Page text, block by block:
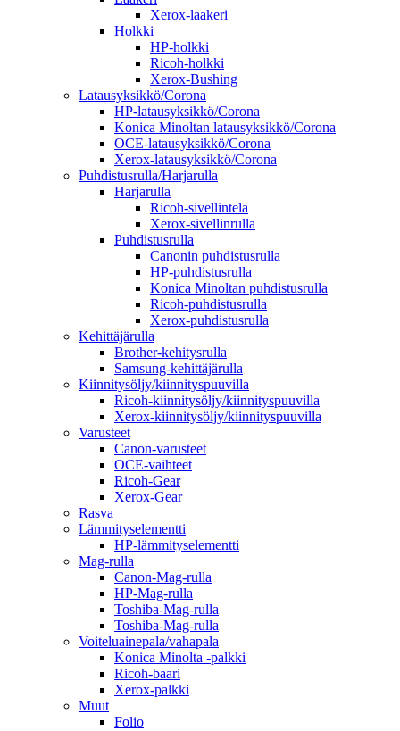
Xerox-laakeri
Holkki
HP-holkki
Ricoh-holkki
Xerox-Bushing
Latausyksikkö/Corona
HP-latausyksikkö/Corona
Konica Minoltan latausyksikkö/Corona
OCE-latausyksikkö/Corona
Xerox-latausyksikkö/Corona
Puhdistusrulla/Harjarulla
Harjarulla
Ricoh-sivellintela
Xerox-sivellinrulla
Puhdistusrulla
Canonin puhdistusrulla
HP-puhdistusrulla
Konica Minoltan puhdistusrulla
Ricoh-puhdistusrulla
Xerox-puhdistusrulla
Kehittäjärulla
Brother-kehitysrulla
Samsung-kehittäjärulla
Kiinnitysöljy/kiinnityspuuvilla
Ricoh-kiinnitysöljy/kiinnityspuuvilla
Xerox-kiinnitysöljy/kiinnityspuuvilla
Varusteet
Canon-varusteet
OCE-vaihteet
Ricoh-Gear
Xerox-Gear
Rasva
Lämmityselementti
HP-lämmityselementti
Mag-rulla
Canon-Mag-rulla
HP-Mag-rulla
Toshiba-Mag-rulla
Toshiba-Mag-rulla
Voiteluainepala/vahapala
Konica Minolta -palkki
Ricoh-baari
Xerox-palkki
Muut
Folio